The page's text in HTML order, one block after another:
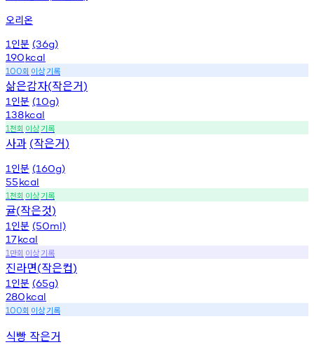
오리온
1 인분 (36g)
190kcal
100회 이상기록
삶은감자(작은거)
1 인분 (10g)
138kcal
1천회 이상기록
사과 (작은거)
1 인분 (160g)
55kcal
1천회 이상기록
귤(작은것)
1 인분 (50ml)
17kcal
1 만회 이상기록
진라면(작은컵)
1 인분 (65g)
280kcal
100회 이상기록
식빵 작은거